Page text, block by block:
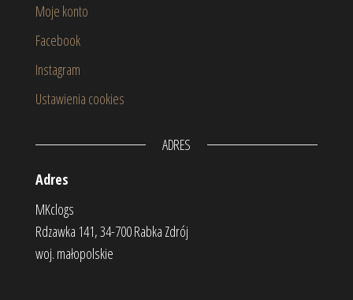
Moje konto
Facebook
Instagram
Ustawienia cookies
ADRES
Adres
MKclogs
Rdzawka 141, 34-700 Rabka Zdrój
woj. małopolskie